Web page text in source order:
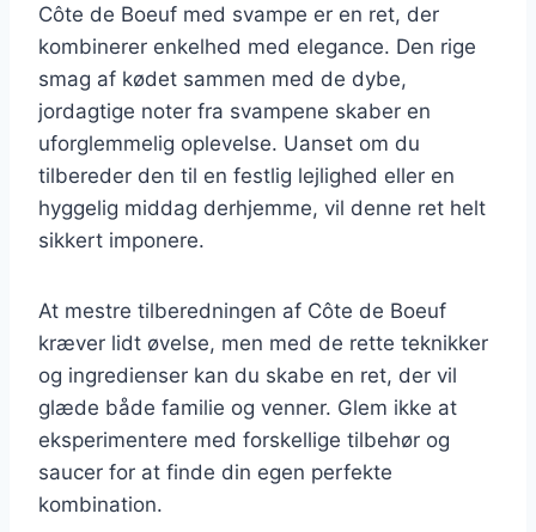
Côte de Boeuf med svampe er en ret, der
kombinerer enkelhed med elegance. Den rige
smag af kødet sammen med de dybe,
jordagtige noter fra svampene skaber en
uforglemmelig oplevelse. Uanset om du
tilbereder den til en festlig lejlighed eller en
hyggelig middag derhjemme, vil denne ret helt
sikkert imponere.
At mestre tilberedningen af Côte de Boeuf
kræver lidt øvelse, men med de rette teknikker
og ingredienser kan du skabe en ret, der vil
glæde både familie og venner. Glem ikke at
eksperimentere med forskellige tilbehør og
saucer for at finde din egen perfekte
kombination.